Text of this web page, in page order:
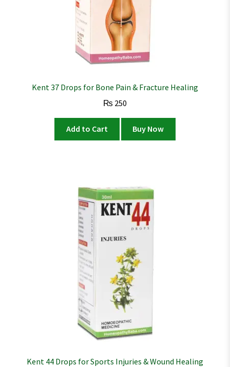
Kent 37 Drops for Bone Pain & Fracture Healing
₨ 250
Add to Cart Buy Now
Kent 44 Drops for Sports Injuries & Wound Healing